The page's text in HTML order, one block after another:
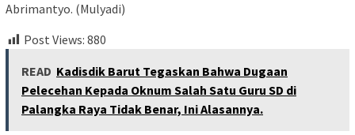
Abrimantyo. (Mulyadi)
Post Views: 880
READ Kadisdik Barut Tegaskan Bahwa Dugaan
Pelecehan Kepada Oknum Salah Satu Guru SD di
Palangka Raya Tidak Benar, Ini Alasannya.